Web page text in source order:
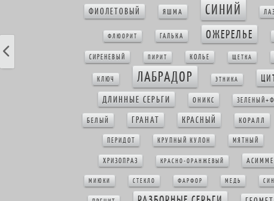
ФИОЛЕТОВЫЙ ЯШМА СИНИЙ
ФЛЮОРИТ ГАЛЬКА ОЖЕРЕЛЬЕ
СИРЕНЕВЫЙ ПИРИТ КОЛЬЕ ЩЕТКА
КЛЮЧ ЛАБРАДОР ЭТНИКА
ДЛИННЫЕ СЕРЬГИ ОНИКС
БЕЛЫЙ ГРАНАТ КРАСНЫЙ КОРАЛЛ
ПЕРИДОТ КРУПНЫЙ КУЛОН МЯТНЫЙ
ХРИЗОПРАЗ КРАСНО-ОРАНЖЕВЫЙ
МИЮКИ СТЕКЛО ФАРФОР МЕДЬ